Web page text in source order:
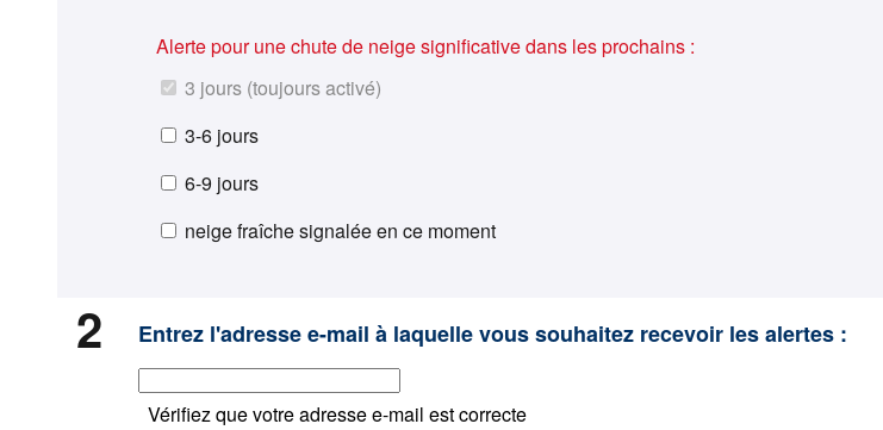
Alerte pour une chute de neige significative dans les prochains :
3 jours (toujours activé)
3-6 jours
6-9 jours
neige fraîche signalée en ce moment
2 Entrez l'adresse e-mail à laquelle vous souhaitez recevoir les alertes :
Vérifiez que votre adresse e-mail est correcte